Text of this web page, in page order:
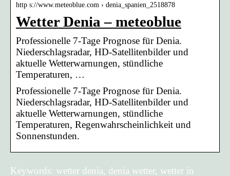
http s://www.meteoblue.com › denia_spanien_2518878
Wetter Denia – meteoblue
Professionelle 7-Tage Prognose für Denia.
Niederschlagsradar, HD-Satellitenbilder und
aktuelle Wetterwarnungen, stündliche
Temperaturen, …
Professionelle 7-Tage Prognose für Denia.
Niederschlagsradar, HD-Satellitenbilder und
aktuelle Wetterwarnungen, stündliche
Temperaturen, Regenwahrscheinlichkeit und
Sonnenstunden.
Keywords: wetter denia, denia wetter, wetter in